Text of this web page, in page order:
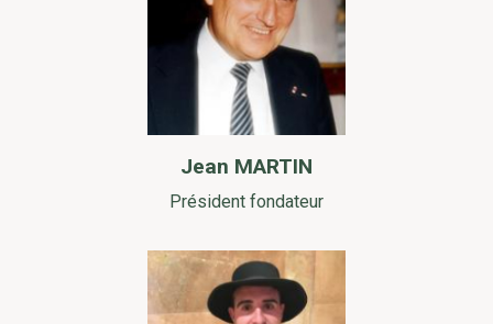
Jean MARTIN
Président fondateur